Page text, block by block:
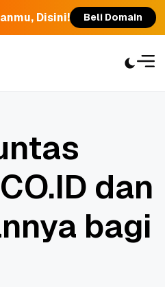
Disini! Beli Domain
dan
bagi